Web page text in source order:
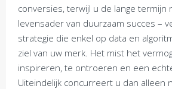
conversies, terwijl u de lange termijn
levensader van duurzaam succes –
strategie die enkel op data en
ziel van uw merk. Het mist het
inspireren, te ontroeren en een
Uiteindelijk concurreert u dan alleen